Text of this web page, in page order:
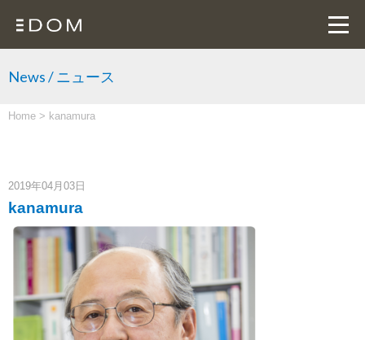
News / ニュース
Home > kanamura
2019年04月03日
kanamura